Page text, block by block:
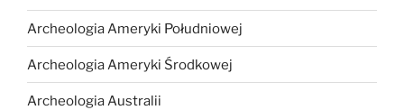
Archeologia Ameryki Południowej
Archeologia Ameryki Środkowej
Archeologia Australii